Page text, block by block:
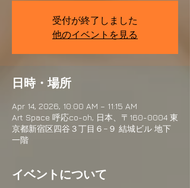
受付が終了しました
他のイベントを見る
日時・場所
Apr 14, 2026, 10:00 AM – 11:15 AM
Art Space 呼応co-oh, 日本、〒160-0004 東
京都新宿区四谷３丁目６−９ 結城ビル 地下
一階
イベントについて